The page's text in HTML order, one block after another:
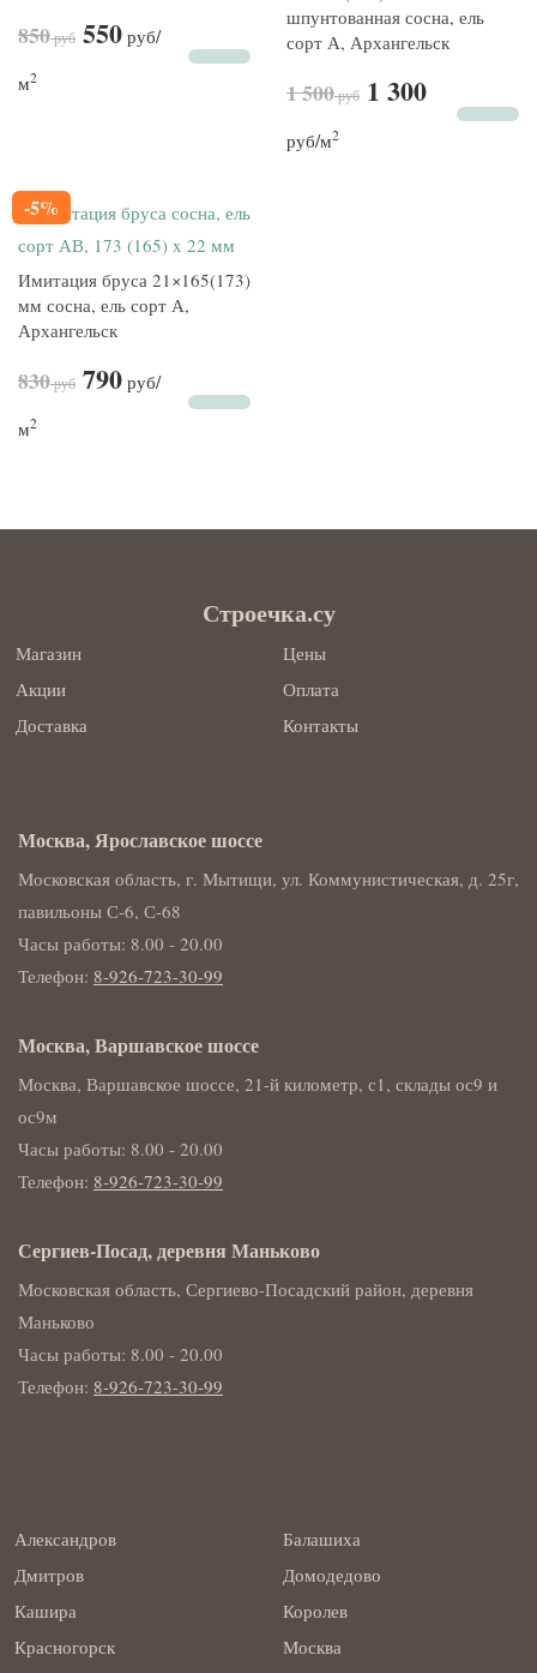
850руб 550 руб/
м2
шпунтованная сосна, ель
сорт А, Архангельск
1 500руб 1 300
руб/м2
-5%
Имитация бруса 21×165(173)
мм сосна, ель сорт А,
Архангельск
830руб 790 руб/
м2
Строечка.су
Магазин
Цены
Акции
Оплата
Доставка
Контакты
Москва, Ярославское шоссе
Московская область, г. Мытищи, ул. Коммунистическая, д. 25г,
павильоны С-6, С-68
Часы работы: 8.00 - 20.00
Телефон: 8-926-723-30-99
Москва, Варшавское шоссе
Москва, Варшавское шоссе, 21-й километр, с1, склады ос9 и
ос9м
Часы работы: 8.00 - 20.00
Телефон: 8-926-723-30-99
Сергиев-Посад, деревня Маньково
Московская область, Сергиево-Посадский район, деревня
Маньково
Часы работы: 8.00 - 20.00
Телефон: 8-926-723-30-99
Александров
Балашиха
Дмитров
Домодедово
Кашира
Королев
Красногорск
Москва